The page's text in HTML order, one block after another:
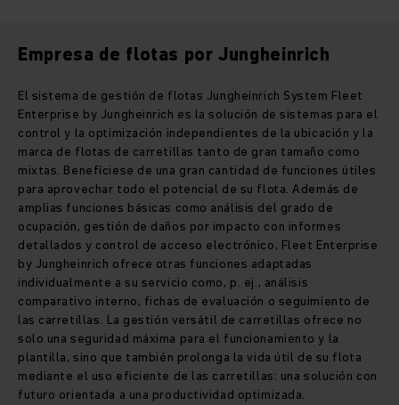
Empresa de flotas por Jungheinrich
El sistema de gestión de flotas Jungheinrich System Fleet
Enterprise by Jungheinrich es la solución de sistemas para el
control y la optimización independientes de la ubicación y la
marca de flotas de carretillas tanto de gran tamaño como
mixtas. Benefíciese de una gran cantidad de funciones útiles
para aprovechar todo el potencial de su flota. Además de
amplias funciones básicas como análisis del grado de
ocupación, gestión de daños por impacto con informes
detallados y control de acceso electrónico, Fleet Enterprise
by Jungheinrich ofrece otras funciones adaptadas
individualmente a su servicio como, p. ej., análisis
comparativo interno, fichas de evaluación o seguimiento de
las carretillas. La gestión versátil de carretillas ofrece no
solo una seguridad máxima para el funcionamiento y la
plantilla, sino que también prolonga la vida útil de su flota
mediante el uso eficiente de las carretillas: una solución con
futuro orientada a una productividad optimizada.